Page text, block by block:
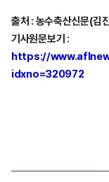
출처 : 농수축산신문(김
기사원문보기 :
https://
idxno=320972